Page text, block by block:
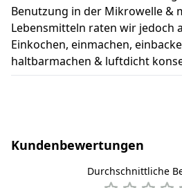
Benutzung in der Mikrowelle &
Lebensmitteln raten wir jedoch
Einkochen, einmachen,
haltbarmachen & luftdicht
Kundenbewertungen
Durchschnittliche